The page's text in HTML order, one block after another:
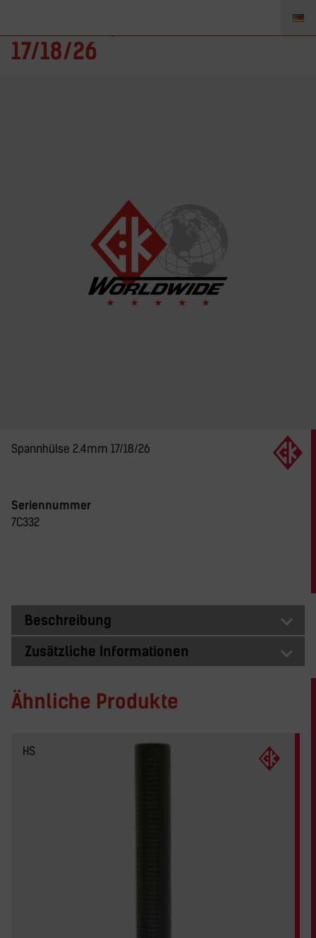
7C332 – Spannhülse 2.4mm
17/18/26
Spannhülse 2.4mm 17/18/26
Seriennummer
7C332
Beschreibung
Zusätzliche Informationen
Ähnliche Produkte
HS